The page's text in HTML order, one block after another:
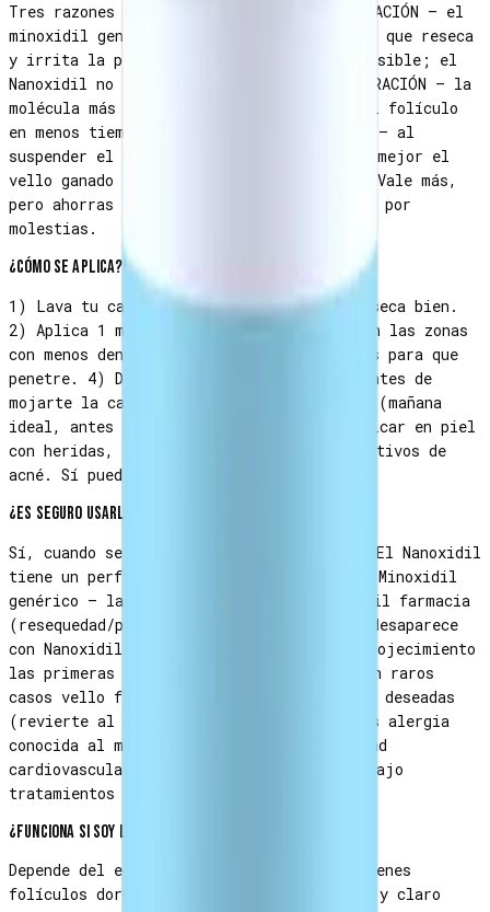
Tres razones principales: (1) MENOR IRRITACIÓN — el
minoxidil genérico contiene propilenglicol que reseca
y irrita la piel facial, especialmente sensible; el
Nanoxidil no lo necesita. (2) MEJOR PENETRACIÓN — la
molécula más pequeña llega más profundo al folículo
en menos tiempo. (3) MENOS EFECTO REBOTE — al
suspender el uso, los folículos mantienen mejor el
vello ganado vs el minoxidil tradicional. Vale más,
pero ahorras la irritación y los abandonos por
molestias.
¿Cómo se aplica?
1) Lava tu cara con agua y jabón neutro, seca bien.
2) Aplica 1 ml (un goteo del aplicador) en las zonas
con menos densidad. 3) Masajea 30 segundos para que
penetre. 4) Deja secar al menos 4 horas antes de
mojarte la cara. Aplicar 1-2 veces al día (mañana
ideal, antes de dormir aceptable). NO aplicar en piel
con heridas, irritación severa o brotes activos de
acné. Sí puedes aplicar sobre acné leve.
¿Es seguro usarlo en la cara?
Sí, cuando se usa según las indicaciones. El Nanoxidil
tiene un perfil de seguridad mejor que el Minoxidil
genérico — la queja más común con minoxidil farmacia
(resequedad/picor severos) prácticamente desaparece
con Nanoxidil. Efectos posibles leves: enrojecimiento
las primeras 1-2 semanas (normaliza), o en raros
casos vello facial transitorio en zonas no deseadas
(revierte al suspender). NO usar si tienes alergia
conocida al minoxidil/nanoxidil, enfermedad
cardiovascular sin diagnosticar, o estás bajo
tratamientos dermatológicos fuertes.
¿Funciona si soy lampiño de genética?
Depende del estado de los folículos. Si tienes
folículos dormidos (vello vellus muy fino y claro